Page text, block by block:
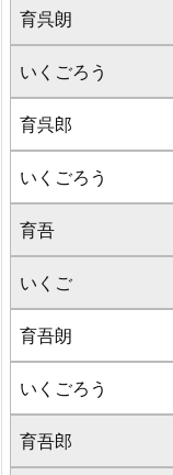
育呉朗
いくごろう
育呉郎
いくごろう
育吾
いくご
育吾朗
いくごろう
育吾郎